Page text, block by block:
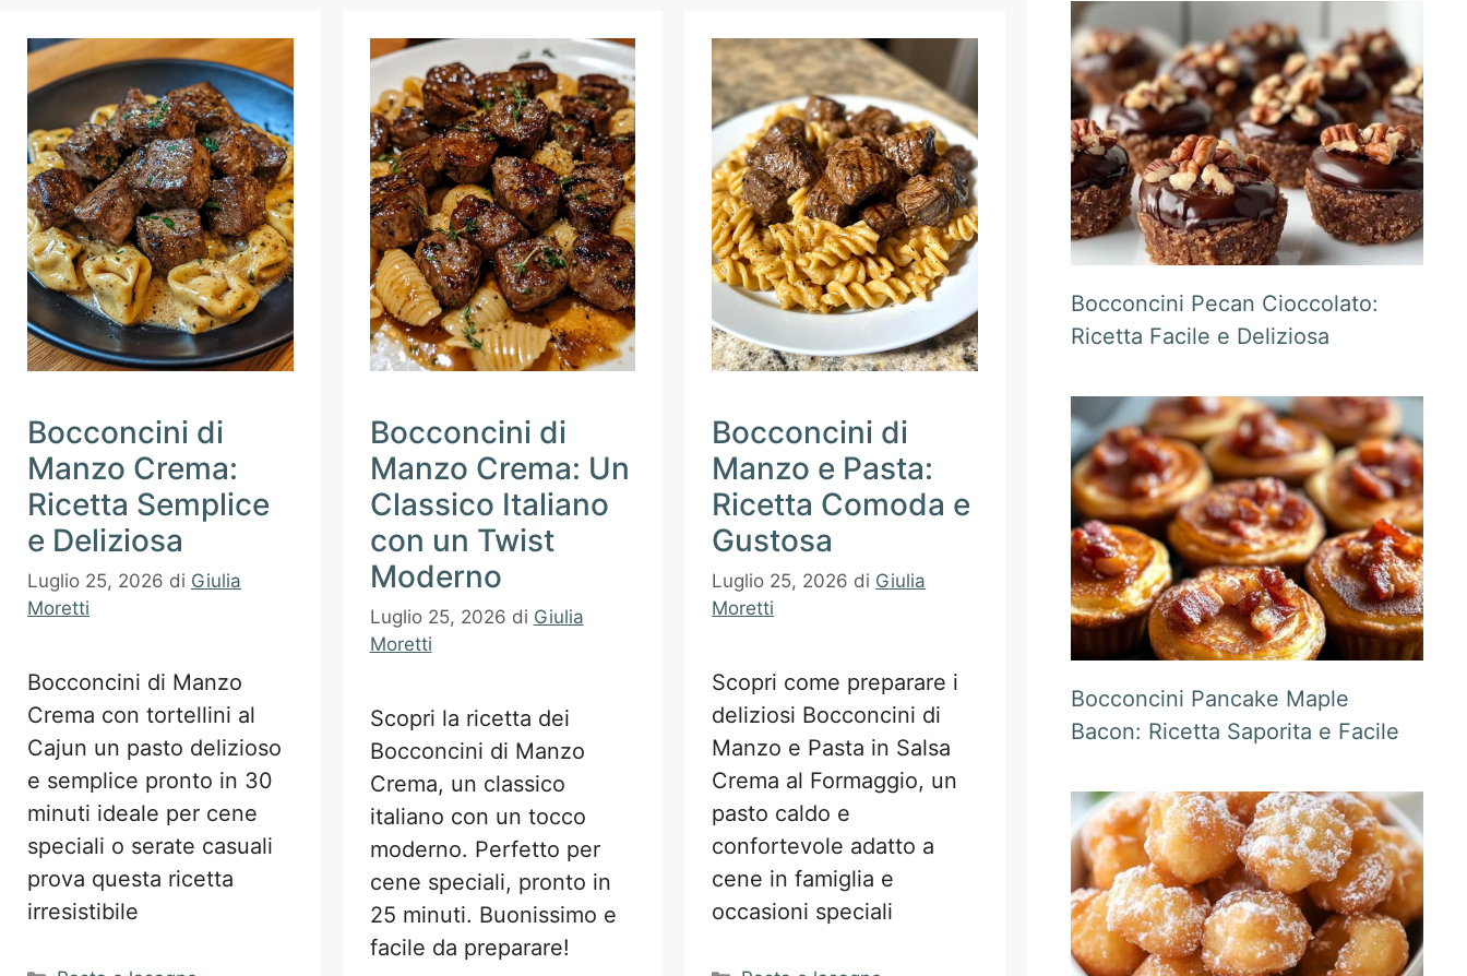
Bocconcini di
Manzo Crema:
Ricetta Semplice
e Deliziosa
Luglio 25, 2026 di Giulia
Moretti
Bocconcini di Manzo
Crema con tortellini al
Cajun un pasto delizioso
e semplice pronto in 30
minuti ideale per cene
speciali o serate casuali
prova questa ricetta
irresistibile
Bocconcini di
Manzo Crema: Un
Classico Italiano
con un Twist
Moderno
Luglio 25, 2026 di Giulia
Moretti
Scopri la ricetta dei
Bocconcini di Manzo
Crema, un classico
italiano con un tocco
moderno. Perfetto per
cene speciali, pronto in
25 minuti. Buonissimo e
facile da preparare!
Bocconcini di
Manzo e Pasta:
Ricetta Comoda e
Gustosa
Luglio 25, 2026 di Giulia
Moretti
Scopri come preparare i
deliziosi Bocconcini di
Manzo e Pasta in Salsa
Crema al Formaggio, un
pasto caldo e
confortevole adatto a
cene in famiglia e
occasioni speciali
Bocconcini Pecan Cioccolato:
Ricetta Facile e Deliziosa
Bocconcini Pancake Maple
Bacon: Ricetta Saporita e Facile